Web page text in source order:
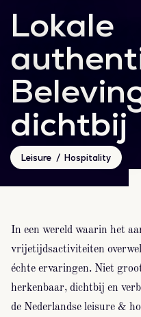
Lokale
dichtbij
Leisure Hospitality
In een wereld waarin het
vrijetijdsactiviteiten
échte ervaringen. Niet
herkenbaar, dichtbij en
de Nederlandse leisure &